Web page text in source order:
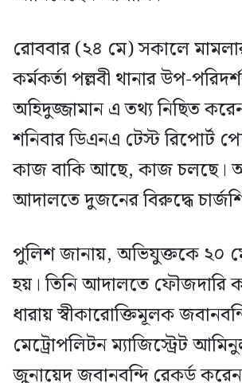
রোববার (২৪ মে) সকালে
কর্মকর্তা পল্লবী থানার উপ-
অহিদুজ্জামান এ তথ্য নিছিত
শনিবার ডিএনএ টেস্ট রিপোর্ট
কাজ বাকি আছে, কাজ
আদালতে দুজনের বিরুদ্ধে
পুলিশ জানায়, অভিযুক্তকে ২০ মে
হয়। তিনি আদালতে ফৌজদারি
ধারায় স্বীকারোক্তিমূলক
মেট্রোপলিটন ম্যাজিস্ট্রেট
জুনায়েদ জবানবন্দি রেকর্ড